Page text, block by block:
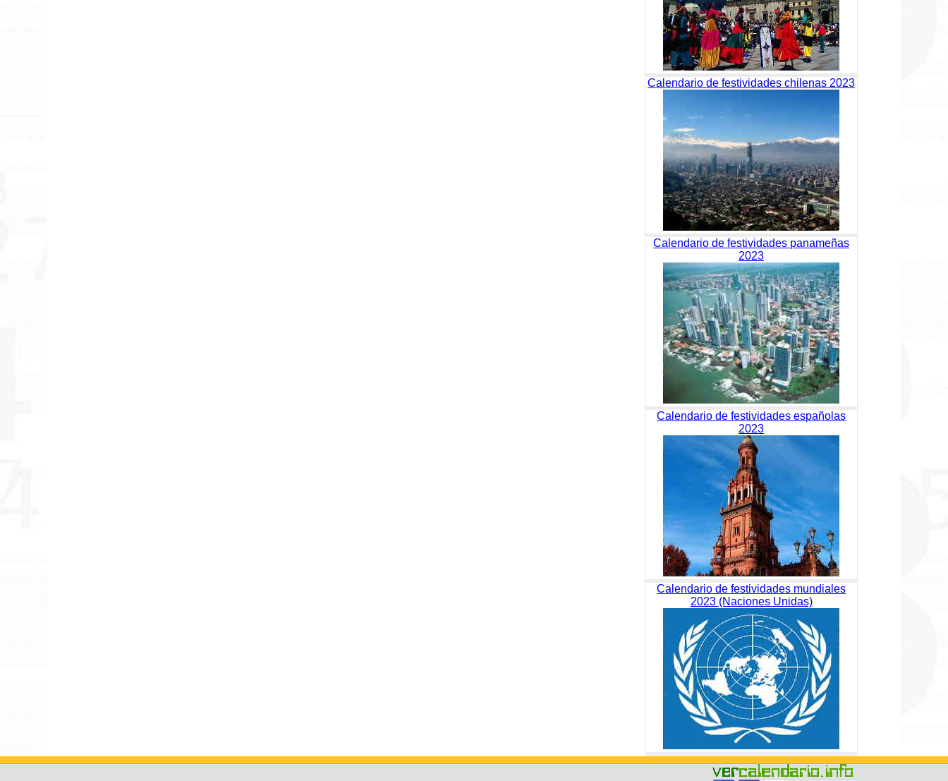
Calendario de festividades chilenas 2023
Calendario de festividades panameñas
2023
Calendario de festividades españolas
2023
Calendario de festividades mundiales
2023 (Naciones Unidas)